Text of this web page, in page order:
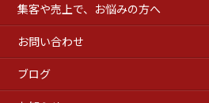
集客や売上で、お悩みの方へ
お問い合わせ
ブログ